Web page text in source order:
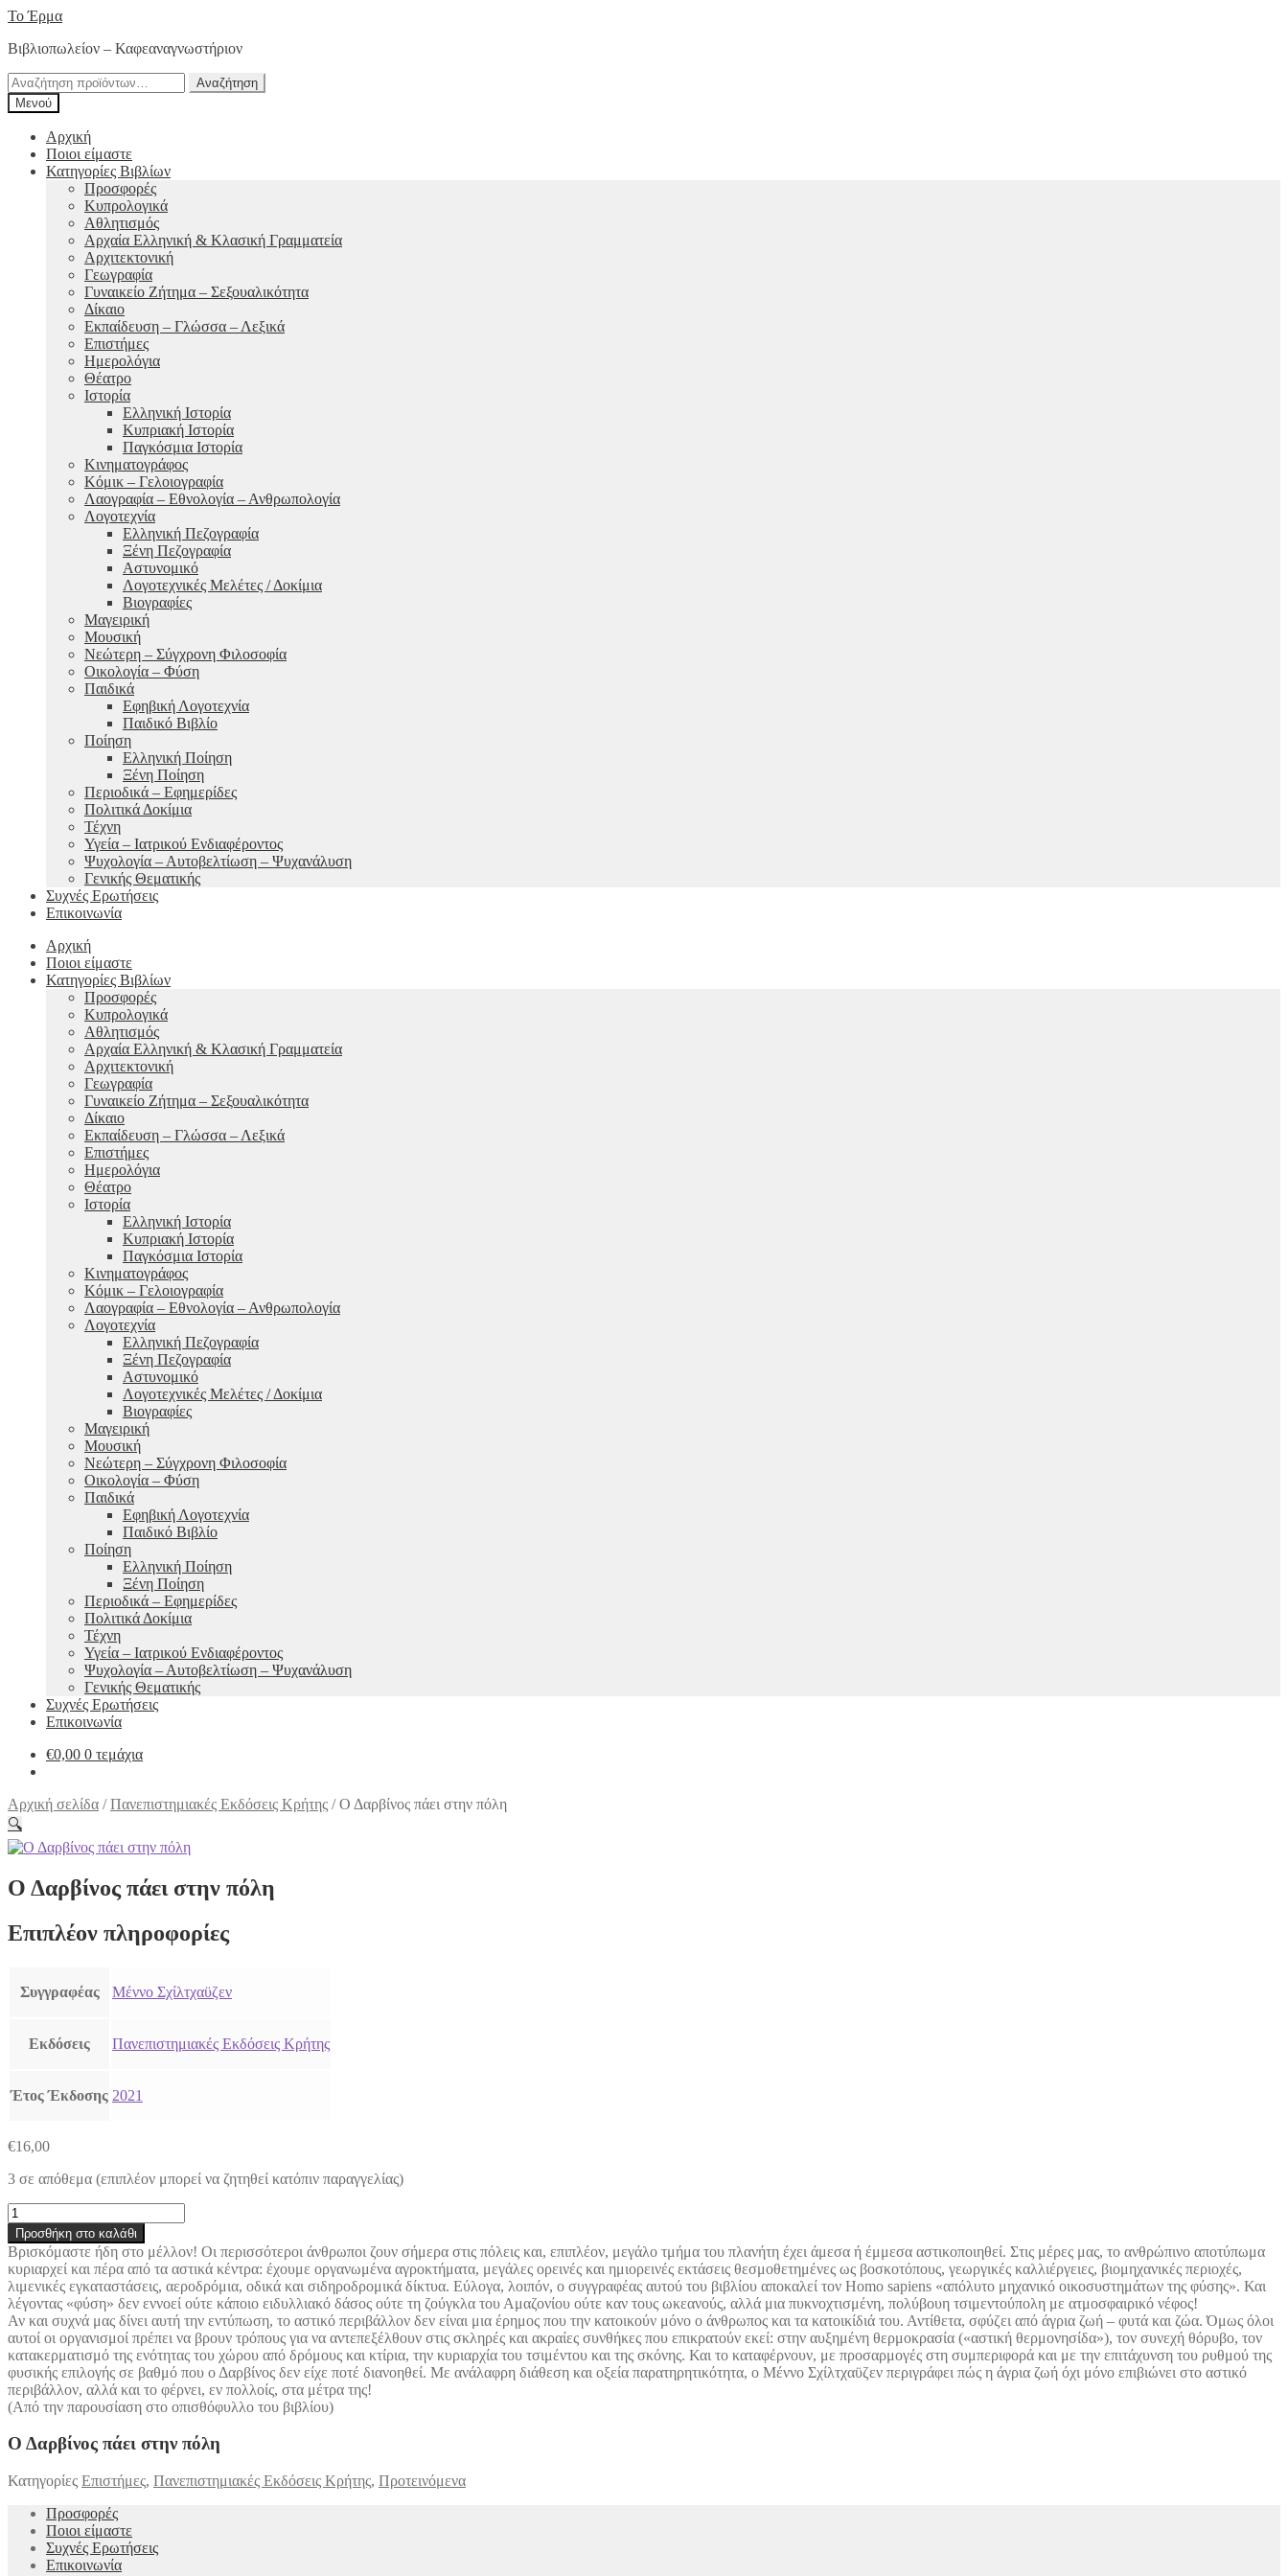
Απευθείας
στην
Μετάβαση
περιεχόμενο
Το Έρμα
Βιβλιοπωλείον – Καφεαναγνωστήριον
Αναζήτηση
για:
Αναζήτηση
Μενού
Αρχική
Ποιοι είμαστε
Κατηγορίες Βιβλίων
Προσφορές
Κυπρολογικά
Αθλητισμός
Αρχαία Ελληνική & Κλασική Γραμματεία
Αρχιτεκτονική
Γεωγραφία
Γυναικείο Ζήτημα – Σεξουαλικότητα
Δίκαιο
Εκπαίδευση – Γλώσσα – Λεξικά
Επιστήμες
Ημερολόγια
Θέατρο
Ιστορία
Ελληνική Ιστορία
Κυπριακή Ιστορία
Παγκόσμια Ιστορία
Κινηματογράφος
Κόμικ – Γελοιογραφία
Λαογραφία – Εθνολογία – Ανθρωπολογία
Λογοτεχνία
Ελληνική Πεζογραφία
Ξένη Πεζογραφία
Αστυνομικό
Λογοτεχνικές Μελέτες / Δοκίμια
Βιογραφίες
Μαγειρική
Μουσική
Νεώτερη – Σύγχρονη Φιλοσοφία
Οικολογία – Φύση
Παιδικά
Εφηβική Λογοτεχνία
Παιδικό Βιβλίο
Ποίηση
Ελληνική Ποίηση
Ξένη Ποίηση
Περιοδικά – Εφημερίδες
Πολιτικά Δοκίμια
Τέχνη
Υγεία – Ιατρικού Ενδιαφέροντος
Ψυχολογία – Αυτοβελτίωση – Ψυχανάλυση
Γενικής Θεματικής
Συχνές Ερωτήσεις
Επικοινωνία
Αρχική
Ποιοι είμαστε
Κατηγορίες Βιβλίων
Προσφορές
Κυπρολογικά
Αθλητισμός
Αρχαία Ελληνική & Κλασική Γραμματεία
Αρχιτεκτονική
Γεωγραφία
Γυναικείο Ζήτημα – Σεξουαλικότητα
Δίκαιο
Εκπαίδευση – Γλώσσα – Λεξικά
Επιστήμες
Ημερολόγια
Θέατρο
Ιστορία
Ελληνική Ιστορία
Κυπριακή Ιστορία
Παγκόσμια Ιστορία
Κινηματογράφος
Κόμικ – Γελοιογραφία
Λαογραφία – Εθνολογία – Ανθρωπολογία
Λογοτεχνία
Ελληνική Πεζογραφία
Ξένη Πεζογραφία
Αστυνομικό
Λογοτεχνικές Μελέτες / Δοκίμια
Βιογραφίες
Μαγειρική
Μουσική
Νεώτερη – Σύγχρονη Φιλοσοφία
Οικολογία – Φύση
Παιδικά
Εφηβική Λογοτεχνία
Παιδικό Βιβλίο
Ποίηση
Ελληνική Ποίηση
Ξένη Ποίηση
Περιοδικά – Εφημερίδες
Πολιτικά Δοκίμια
Τέχνη
Υγεία – Ιατρικού Ενδιαφέροντος
Ψυχολογία – Αυτοβελτίωση – Ψυχανάλυση
Γενικής Θεματικής
Συχνές Ερωτήσεις
Επικοινωνία
€0,00 0 τεμάχια
Αρχική σελίδα /Πανεπιστημιακές Εκδόσεις Κρήτης /Ο Δαρβίνος πάει στην πόλη
🔍
Ο Δαρβίνος πάει στην πόλη
Επιπλέον πληροφορίες
Συγγραφέας Μέννο Σχίλτχαϋζεν
Εκδόσεις Πανεπιστημιακές Εκδόσεις Κρήτης
Έτος Έκδοσης 2021
€16,00
3 σε απόθεμα (επιπλέον μπορεί να ζητηθεί κατόπιν παραγγελίας)
Ο
Δαρβίνος
πάει
στην
πόλη
ποσότητα
Προσθήκη στο καλάθι
Βρισκόμαστε ήδη στο μέλλον! Οι περισσότεροι άνθρωποι ζουν σήμερα στις πόλεις και, επιπλέον, μεγάλο τμήμα του πλανήτη έχει άμεσα ή έμμεσα αστικοποιηθεί. Στις μέρες μας, το ανθρώπινο αποτύπωμα
κυριαρχεί και πέρα από τα αστικά κέντρα: έχουμε οργανωμένα αγροκτήματα, μεγάλες ορεινές και ημιορεινές εκτάσεις θεσμοθετημένες ως βοσκοτόπους, γεωργικές καλλιέργειες, βιομηχανικές περιοχές,
λιμενικές εγκαταστάσεις, αεροδρόμια, οδικά και σιδηροδρομικά δίκτυα. Εύλογα, λοιπόν, ο συγγραφέας αυτού του βιβλίου αποκαλεί τον Homo sapiens «απόλυτο μηχανικό οικοσυστημάτων της φύσης». Και
λέγοντας «φύση» δεν εννοεί ούτε κάποιο ειδυλλιακό δάσος ούτε τη ζούγκλα του Αμαζονίου ούτε καν τους ωκεανούς, αλλά μια πυκνοχτισμένη, πολύβουη τσιμεντούπολη με ατμοσφαιρικό νέφος!
Αν και συχνά μας δίνει αυτή την εντύπωση, το αστικό περιβάλλον δεν είναι μια έρημος που την κατοικούν μόνο ο άνθρωπος και τα κατοικίδιά του. Αντίθετα, σφύζει από άγρια ζωή – φυτά και ζώα. Όμως όλοι
αυτοί οι οργανισμοί πρέπει να βρουν τρόπους για να αντεπεξέλθουν στις σκληρές και ακραίες συνθήκες που επικρατούν εκεί: στην αυξημένη θερμοκρασία («αστική θερμονησίδα»), τον συνεχή θόρυβο, τον
κατακερματισμό της ενότητας του χώρου από δρόμους και κτίρια, την κυριαρχία του τσιμέντου και της σκόνης. Και το καταφέρνουν, με προσαρμογές στη συμπεριφορά και με την επιτάχυνση του ρυθμού της
φυσικής επιλογής σε βαθμό που ο Δαρβίνος δεν είχε ποτέ διανοηθεί. Με ανάλαφρη διάθεση και οξεία παρατηρητικότητα, ο Μέννο Σχίλτχαϋζεν περιγράφει πώς η άγρια ζωή όχι μόνο επιβιώνει στο αστικό
περιβάλλον, αλλά και το φέρνει, εν πολλοίς, στα μέτρα της!
(Από την παρουσίαση στο οπισθόφυλλο του βιβλίου)
Ο Δαρβίνος πάει στην πόλη
Κατηγορίες Επιστήμες, Πανεπιστημιακές Εκδόσεις Κρήτης, Προτεινόμενα
Προσφορές
Ποιοι είμαστε
Συχνές Ερωτήσεις
Επικοινωνία